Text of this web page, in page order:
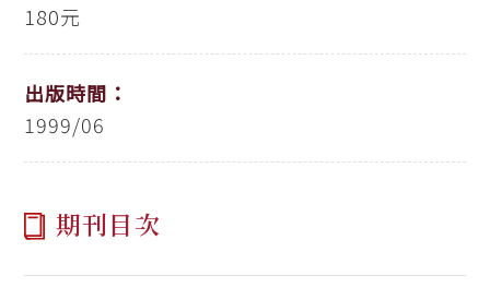
180元
出版時間：
1999/06
期刊目次